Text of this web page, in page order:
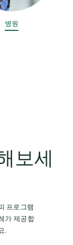
병원
보세
프로그램
가 제공합
.